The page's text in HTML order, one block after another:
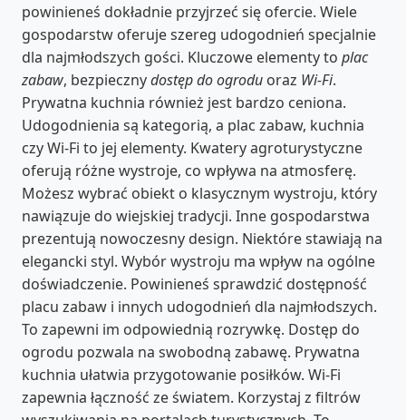
powinieneś dokładnie przyjrzeć się ofercie. Wiele
gospodarstw oferuje szereg udogodnień specjalnie
dla najmłodszych gości. Kluczowe elementy to plac
zabaw, bezpiecznydostęp do ogrodu oraz Wi-Fi.
Prywatna kuchnia również jest bardzo ceniona.
Udogodnienia są kategorią, a plac zabaw, kuchnia
czy Wi-Fi to jej elementy. Kwatery agroturystyczne
oferują różne wystroje, co wpływa na atmosferę.
Możesz wybrać obiekt o klasycznym wystroju, który
nawiązuje do wiejskiej tradycji. Inne gospodarstwa
prezentują nowoczesny design. Niektóre stawiają na
elegancki styl. Wybór wystroju ma wpływ na ogólne
doświadczenie. Powinieneś sprawdzić dostępność
placu zabaw i innych udogodnień dla najmłodszych.
To zapewni im odpowiednią rozrywkę. Dostęp do
ogrodu pozwala na swobodną zabawę. Prywatna
kuchnia ułatwia przygotowanie posiłków. Wi-Fi
zapewnia łączność ze światem. Korzystaj z filtrów